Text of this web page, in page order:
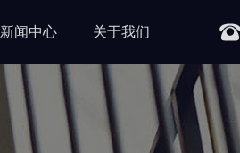
新闻中心 关于我们